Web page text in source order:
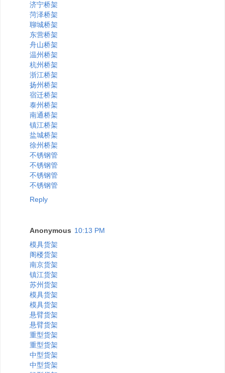
济宁桥架
菏泽桥架
聊城桥架
东营桥架
舟山桥架
温州桥架
杭州桥架
浙江桥架
扬州桥架
宿迁桥架
泰州桥架
南通桥架
镇江桥架
盐城桥架
徐州桥架
不锈钢管
不锈钢管
不锈钢管
不锈钢管
Reply
Anonymous 10:13 PM
模具货架
阁楼货架
南京货架
镇江货架
苏州货架
模具货架
模具货架
悬臂货架
悬臂货架
重型货架
重型货架
中型货架
中型货架